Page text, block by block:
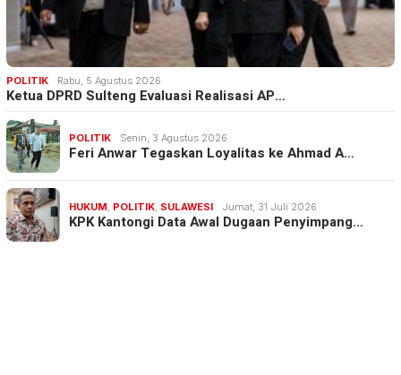
POLITIK Rabu, 5 Agustus 2026
Ketua DPRD Sulteng Evaluasi Realisasi AP…
POLITIK Senin, 3 Agustus 2026
Feri Anwar Tegaskan Loyalitas ke Ahmad A…
HUKUM POLITIK SULAWESI Jumat, 31 Juli 2026
KPK Kantongi Data Awal Dugaan Penyimpang…